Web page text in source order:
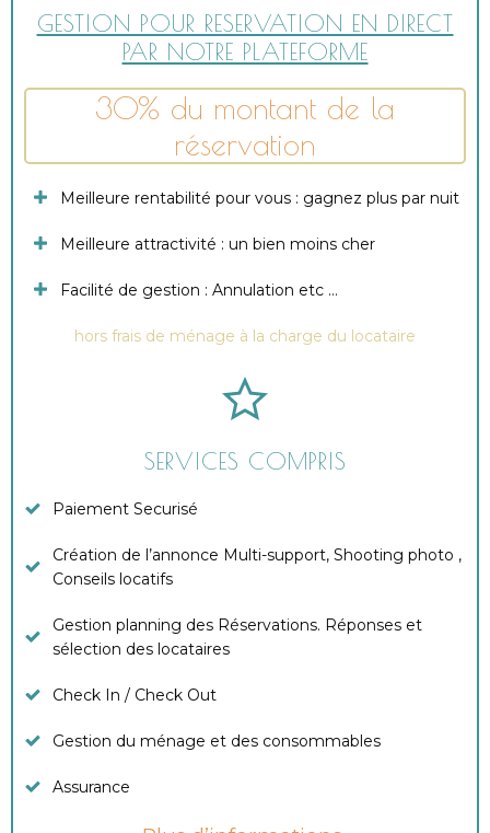
GESTION POUR RESERVATION EN DIRECT
PAR NOTRE PLATEFORME
30% du montant de la
réservation
Meilleure rentabilité pour vous : gagnez plus par nuit
Meilleure attractivité : un bien moins cher
Facilité de gestion : Annulation etc …
hors frais de ménage à la charge du locataire
SERVICES COMPRIS
Paiement Securisé
Création de l’annonce Multi-support, Shooting photo ,
Conseils locatifs
Gestion planning des Réservations. Réponses et
sélection des locataires
Check In / Check Out
Gestion du ménage et des consommables
Assurance